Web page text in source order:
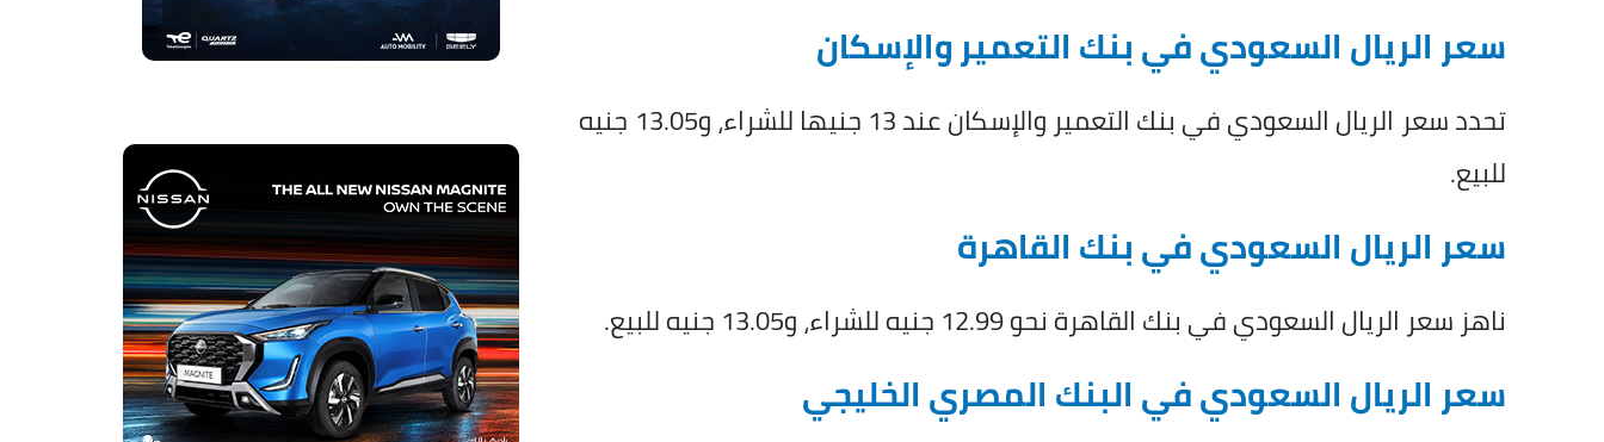
سعر الريال السعودي في بنك التعمير والإسكان
تحدد سعر الريال السعودي في بنك التعمير والإسكان عند 13 جنيها للشراء، و13.05 جنيه
للبيع.
سعر الريال السعودي في بنك القاهرة
ناهز سعر الريال السعودي في بنك القاهرة نحو 12.99 جنيه للشراء، و13.05 جنيه للبيع.
سعر الريال السعودي في البنك المصري الخليجي